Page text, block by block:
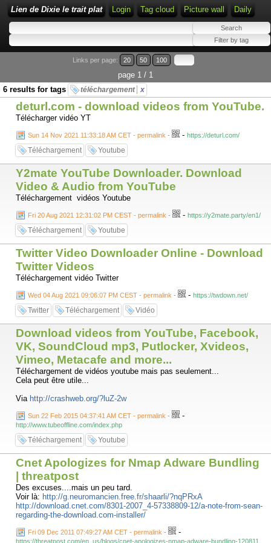
Lien de Dixie le trait plat Login Tag cloud Picture wall Daily
Links per page: 20 50 100
page 1 / 1
6 results for tags
téléchargement x
deturl.com - download videos from YouTube.
Télécharger vidéo YT
Sun 14 Nov 2021 11:33:18 AM CET - permalink - - https://deturl.com/
Téléchargement Youtube
Y2mate YouTube Downloader. Download
Video & Audio from YouTube
Téléchargement vidéos Youtube
Fri 20 Aug 2021 12:31:02 PM CEST - permalink - - https://y2mate.party/en1/
Téléchargement Youtube
Twitter Video Downloader Online - Download
Twitter Videos
Téléchargement vidéo Twitter
Wed 04 Aug 2021 09:06:07 PM CEST - permalink - - https://twdown.net/
Twitter Téléchargement Vidéo
Download videos from YouTube, Facebook,
VK, SoundCloud mp3, Putlocker, Xvideos,
Vimeo, Metacafe and more...
Téléchargement de vidéos youtube mais pas seulement...
Cela peut être utile...
Via http://crashweb.org/?luZ-2w
Sun 22 Feb 2015 04:37:41 AM CET - permalink - -
http://www.tubeoffline.com/index.php
Téléchargement Youtube
Cnet Apologizes for Nmap Adware Bundling
| threatpost
Des excuses....mais un peu tard.
Voir là: http://g.neuromancien.free.fr/shaarli/?nqPRxA
http://download.cnet.com/8301-2007_4-57338809-12/a-note-from-sean-
regarding-the-download.com-installer/
Fri 09 Dec 2011 07:49:27 AM CET - permalink - -
https://threatpost.com/en_us/blogs/cnet-apologizes-nmap-adware-bundling-120811